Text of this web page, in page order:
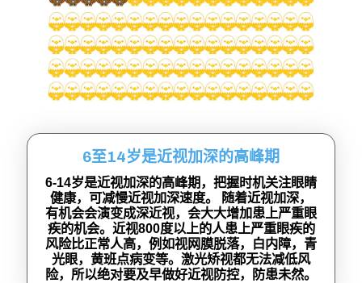
6至14岁是近视加深的高峰期
6-14岁是近视加深的高峰期，把握时机关注眼睛
健康，可减慢近视加深速度。 随着近视加深，
有机会会演变成深近视，会大大增加患上严重眼
疾的机会。近视800度以上的人患上严重眼疾的
风险比正常人高，例如视网膜脱落，白内障，青
光眼，黄班点病变等。激光矫视都无法减低风
险，所以绝对要及早做好近视防控，防患未然。